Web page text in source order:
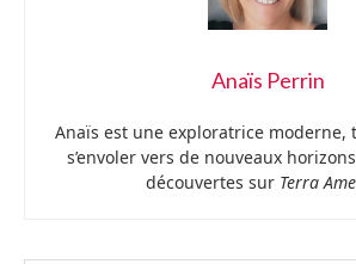
Anaïs Perrin
Anaïs est une exploratrice moderne,
s’envoler vers de nouveaux
découvertes sur Terra